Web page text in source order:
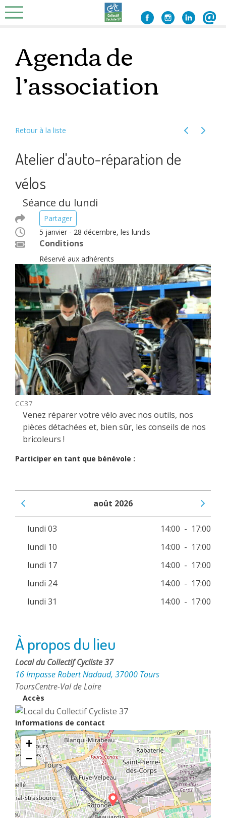
Skip
to
Agenda de
l’association
Retour à la liste
Atelier d'auto-réparation de
vélos
Séance du lundi
Partager
5 janvier - 28 décembre, les lundis
Conditions
Réservé aux adhérents
CC37
Venez réparer votre vélo avec nos outils, nos
pièces détachées et, bien sûr, les conseils de nos
bricoleurs !
Participer en tant que bénévole :
Voir le mois précédentaoût 2026 Voir le
lundi 03 14:00 - 17:00
lundi 10
14:00 - 17:00
lundi 17
14:00 - 17:00
lundi 24
14:00 - 17:00
lundi 31
14:00 - 17:00
À propos du lieu
Local du Collectif Cycliste 37
16 Impasse Robert Nadaud, 37000 Tours
ToursCentre-Val de Loire
Accès
Informations de contact
+
−